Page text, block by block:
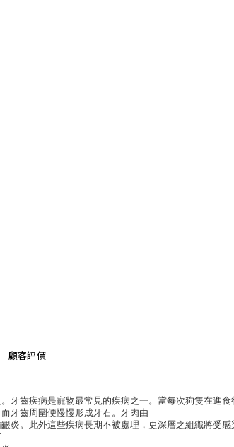
顧客評價
牙齒疾病是寵物最常見的疾病之一。當每次狗隻在進食
牙齒周圍便慢慢形成牙石。牙肉由
炎。此外這些疾病長期不被處理，更深層之組織將受